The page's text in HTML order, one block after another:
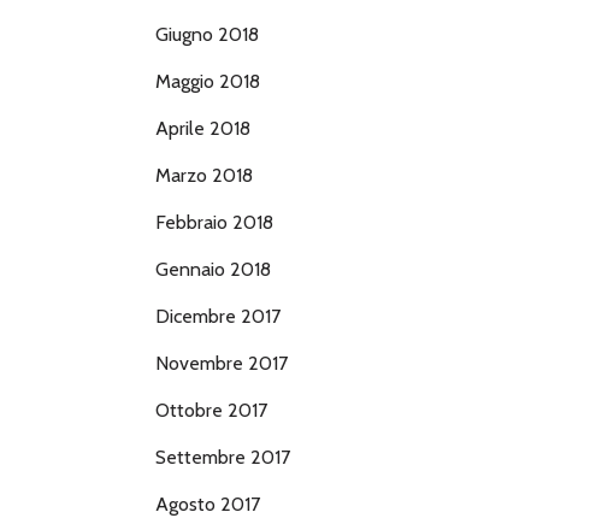
Giugno 2018
Maggio 2018
Aprile 2018
Marzo 2018
Febbraio 2018
Gennaio 2018
Dicembre 2017
Novembre 2017
Ottobre 2017
Settembre 2017
Agosto 2017